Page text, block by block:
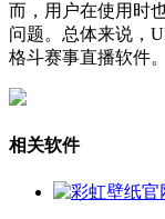
而，用户在使用时
问题。总体来说，
格斗赛事直播软件。
相关软件